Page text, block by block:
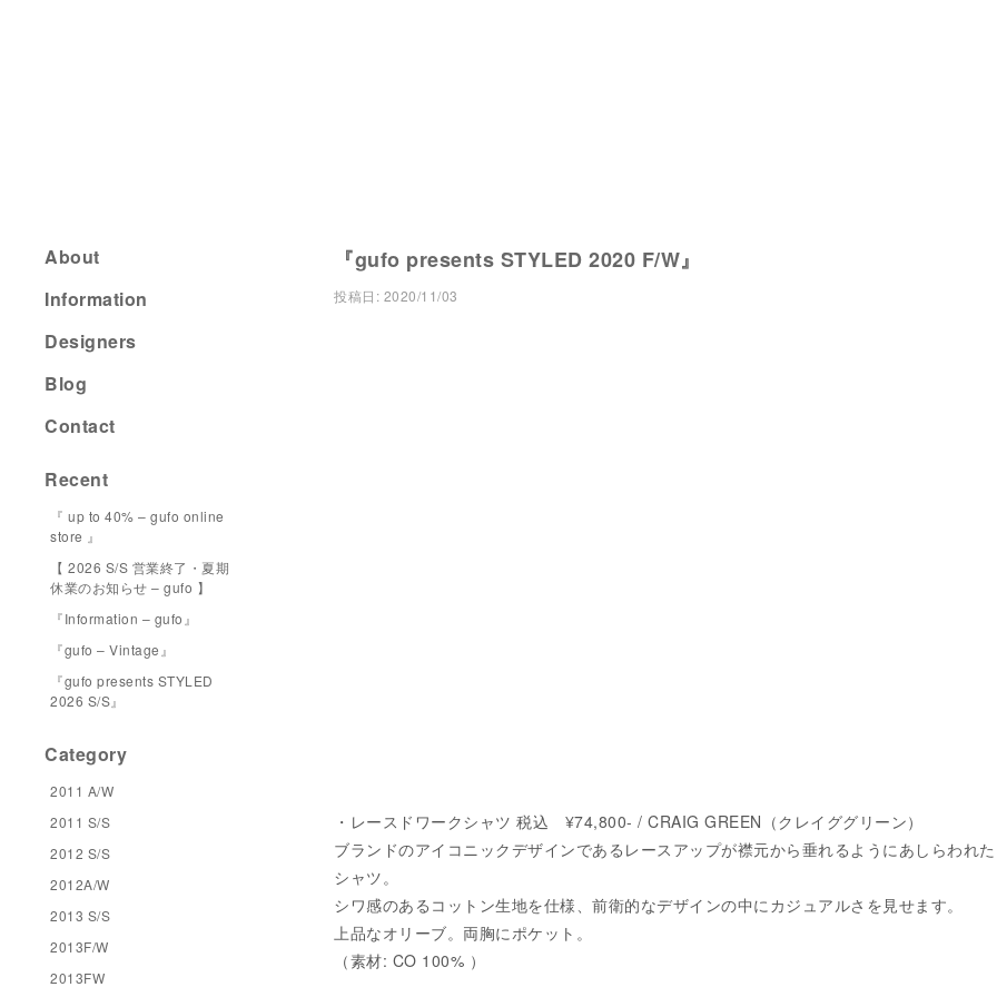
『gufo presents STYLED 2020 F/W』
投稿日: 2020/11/03
・レースドワークシャツ 税込 ¥74,800- / CRAIG GREEN（クレイググリーン）
ブランドのアイコニックデザインであるレースアップが襟元から垂れるようにあしらわれ
シャツ。
シワ感のあるコットン生地を仕様、前衛的なデザインの中にカジュアルさを見せます。
上品なオリーブ。両胸にポケット。
（素材: CO 100% ）
About
Information
Designers
Blog
Contact
Recent
『 up to 40% – gufo online
store 』
【 2026 S/S 営業終了・夏期
休業のお知らせ – gufo 】
『Information – gufo』
『gufo – Vintage』
『gufo presents STYLED
2026 S/S』
Category
2011 A/W
2011 S/S
2012 S/S
2012A/W
2013 S/S
2013F/W
2013FW